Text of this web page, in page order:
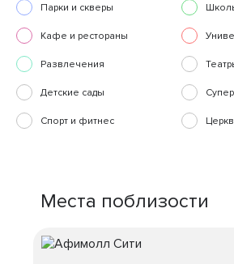
Парки и скверы
Кафе и рестораны
Развлечения
Детские сады
Спорт и фитнес
Места поблизости